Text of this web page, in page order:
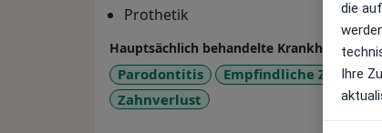
Prothetik
Hauptsächlich behandelte Krankheiten
Parodontitis Empfindliche Zähne
Zahnverlust
die
Ihre